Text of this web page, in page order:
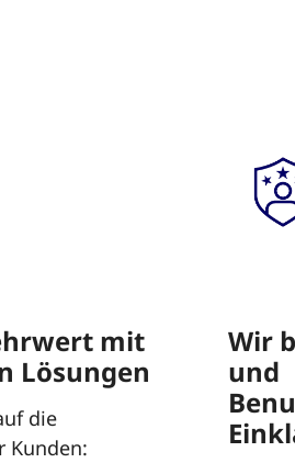
mit
Lösungen
die
Kunden:
Wir
und